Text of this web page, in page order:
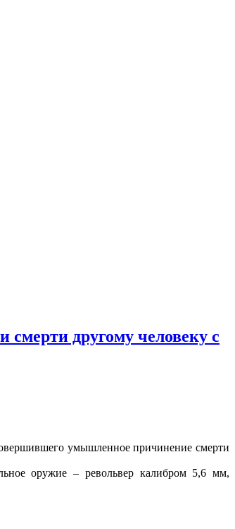
другому человеку с
умышленное причинение смерти
оружие – револьвер калибром 5,6 мм,